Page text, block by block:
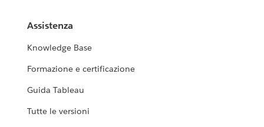
Assistenza
Knowledge Base
Formazione e certificazione
Guida Tableau
Tutte le versioni